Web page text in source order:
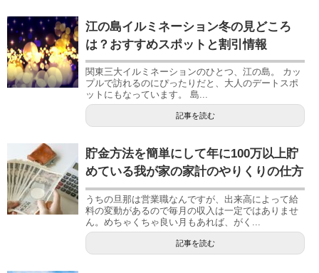
江の島イルミネーション冬の見どころ
は？おすすめスポットと割引情報
関東三大イルミネーションのひとつ、江の島。 カッ
プルで訪れるのにぴったりだと、大人のデートスポ
ットにもなっています。 島...
記事を読む
貯金方法を簡単にして年に100万以上貯
めている我が家の家計のやりくりの仕方
うちの旦那は営業職なんですが、出来高によって給
料の変動があるので毎月の収入は一定ではありませ
ん。めちゃくちゃ良い月もあれば、がく...
記事を読む